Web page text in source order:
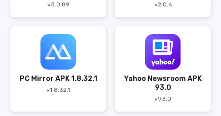
v3.0.89 v2.0.6
PC Mirror APK 1.8.32.1
v1.8.32.1
Yahoo Newsroom APK
93.0
v93.0